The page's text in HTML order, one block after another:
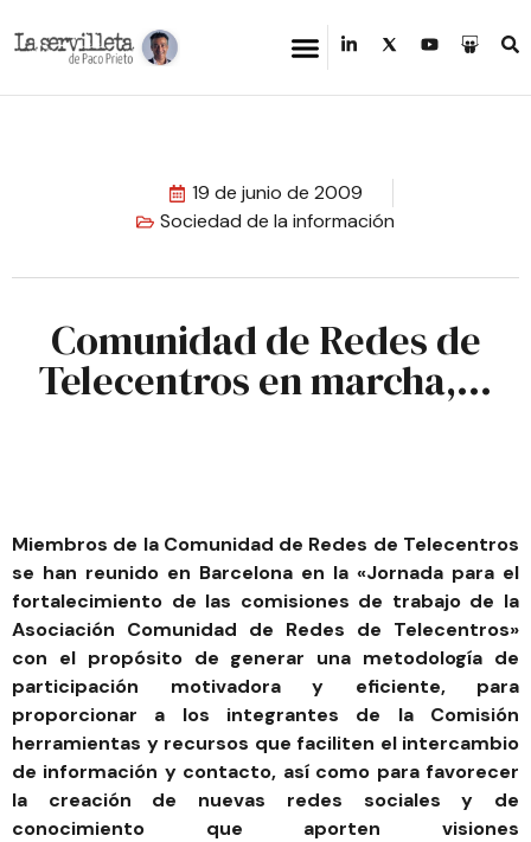
19 de junio de 2009
Sociedad de la información
Comunidad de Redes de
Telecentros en marcha,…
Miembros de la Comunidad de Redes de Telecentros
se han reunido en Barcelona en la «Jornada para el
fortalecimiento de las comisiones de trabajo de la
Asociación Comunidad de Redes de Telecentros»
con el propósito de generar una metodología de
participación motivadora y eficiente, para
proporcionar a los integrantes de la Comisión
herramientas y recursos que faciliten el intercambio
de información y contacto, así como para favorecer
la creación de nuevas redes sociales y de
conocimiento que aporten visiones